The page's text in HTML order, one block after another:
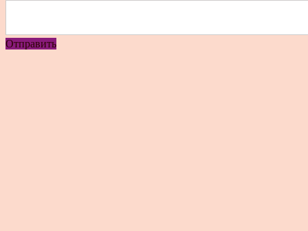
Отправить